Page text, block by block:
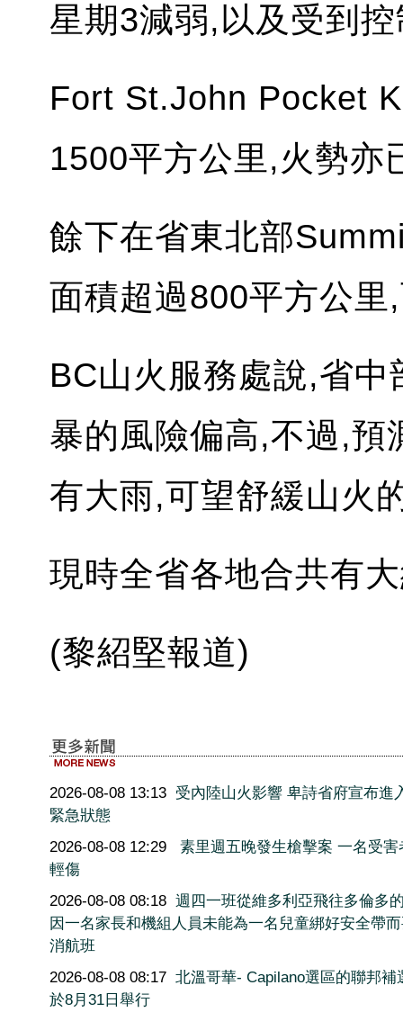
星期3減弱,以及受到
Fort St.John Pocket
1500平方公里,火勢亦
餘下在省東北部
面積超過800平方公
BC山火服務處說,省
暴的風險偏高,不過,預
有大雨,可望舒緩山火
現時全省各地合共有
(黎紹堅報道)
2026-08-08 13:13 受內陸山火影響 卑詩省府宣布進
緊急狀態
2026-08-08 12:29
素里週五晚發生槍擊案 一名受害
輕傷
2026-08-08 08:18 週四一班從維多利亞飛往多倫多
因一名家長和機組人員未能為一名兒童綁好安全帶
消航班
2026-08-08 08:17 北溫哥華- Capilano選區的聯邦補
於8月31日舉行